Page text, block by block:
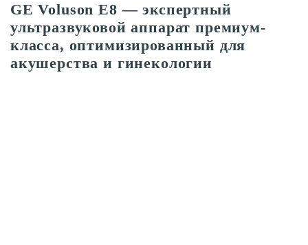
GE Voluson E8 — экспертный
ультразвуковой аппарат премиум-
класса, оптимизированный для
акушерства и гинекологии